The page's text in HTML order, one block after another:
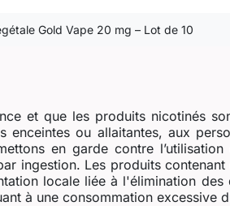
Gold Vape 20 mg – Lot de 10
et que les produits nicotinés
ou allaitantes, aux
en garde contre
ingestion. Les produits
locale liée à l'élimination
à une consommation excessive